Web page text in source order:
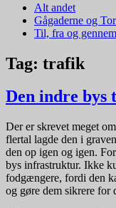
Alt andet
Gågaderne og
Til, fra og
Tag: trafik
Den indre
Der er skrevet meget
flertal lagde den i
den op igen og igen.
bys infrastruktur. Ikke
fodgængere, fordi den
og gøre dem sikrere for